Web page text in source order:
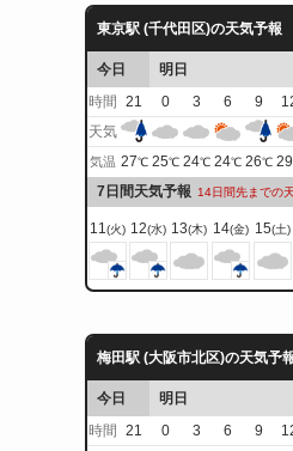
東京駅 (千代田区)の天気予報
今日 明日
時間
21 0 3 6 9
天気
気温 27℃ 25℃ 24℃ 24℃ 26℃ 29
7日間天気予報 14日間先までの
11(火) 12(水) 13(木) 14(金) 15(土)
梅田駅 (大阪市北区)の天気予
今日 明日
時間
21 0 3 6 9